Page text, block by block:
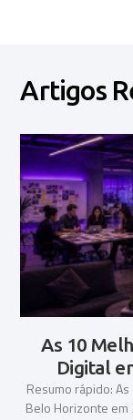
Artigos
As 10
Digital
Resumo rápido:
Belo Horizonte em